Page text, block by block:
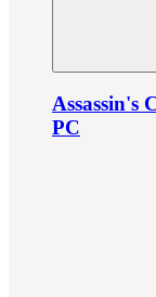
Assassin's
PC